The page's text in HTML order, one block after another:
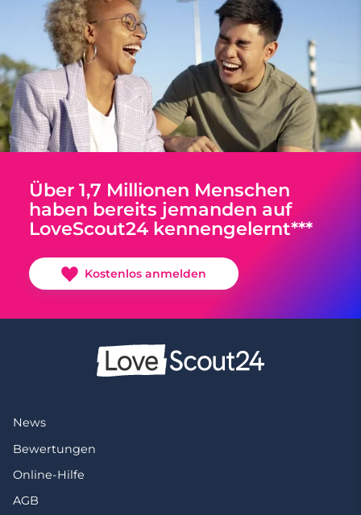
Über 1,7 Millionen Menschen
haben bereits jemanden auf
LoveScout24 kennengelernt***
Kostenlos anmelden
News
Bewertungen
Online-Hilfe
AGB